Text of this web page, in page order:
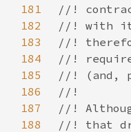
181
182
183
184
185
186
187
188